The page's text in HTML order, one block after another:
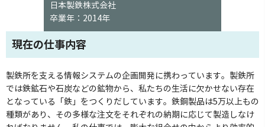
日本製鉄株式会社
卒業年：2014年
現在の仕事内容
製鉄所を支える情報システムの企画開発に携わっています。製鉄所
では鉄鉱石や石炭などの鉱物から、私たちの生活に欠かせない存在
となっている「鉄」をつくりだしています。鉄鋼製品は5万以上もの
種類があり、その多様な注文をそれぞれの納期に応じて製造しなけ